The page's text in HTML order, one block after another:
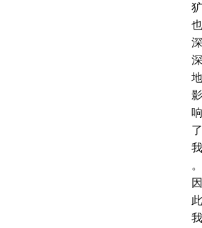
犷
也
深
深
地
影
响
了
我
。
因
此
我